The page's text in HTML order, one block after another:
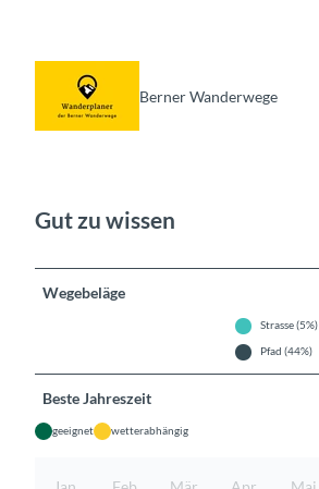
Berner Wanderwege
Gut zu wissen
Wegebeläge
Strasse (5%)
Pfad (44%)
Beste Jahreszeit
geeignet wetterabhängig